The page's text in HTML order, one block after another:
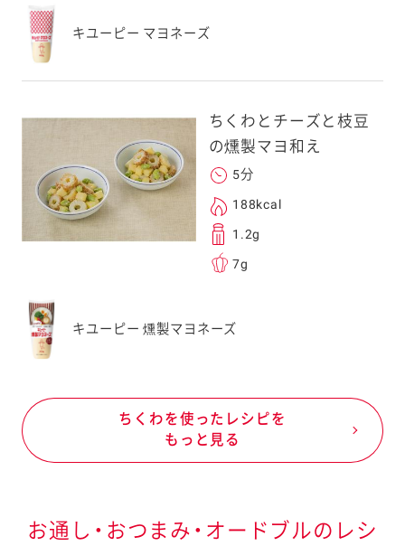
キユーピー マヨネーズ
ちくわとチーズと枝豆
の燻製マヨ和え
5分
188kcal
1.2g
7g
キユーピー 燻製マヨネーズ
ちくわを使ったレシピを
もっと見る
お通し・おつまみ・オードブルのレシ